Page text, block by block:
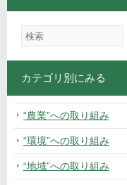
カテゴリ別にみる
“農業”への取り組み
“環境”への取り組み
“地域”への取り組み